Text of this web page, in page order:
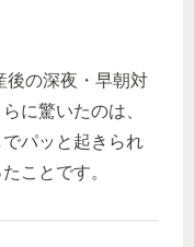
後の深夜・早朝対
に驚いたのは、
パッと起きられ
ことです。